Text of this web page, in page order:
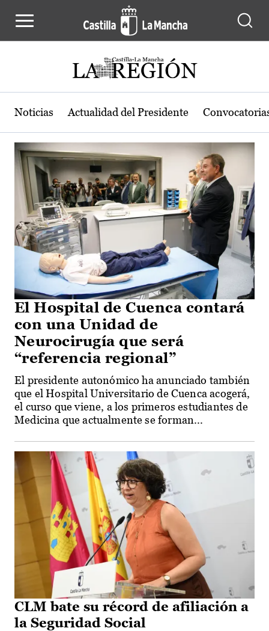
Actualidad de la región de Castilla-
Noticias Actualidad del Presidente
El Hospital de Cuenca contará
con una Unidad de
Neurocirugía que será
“referencia regional”
El presidente autonómico ha anunciado también
que el Hospital Universitario de Cuenca acogerá,
el curso que viene, a los primeros estudiantes de
Medicina que actualmente se forman...
CLM bate su récord de afiliación a
la Seguridad Social